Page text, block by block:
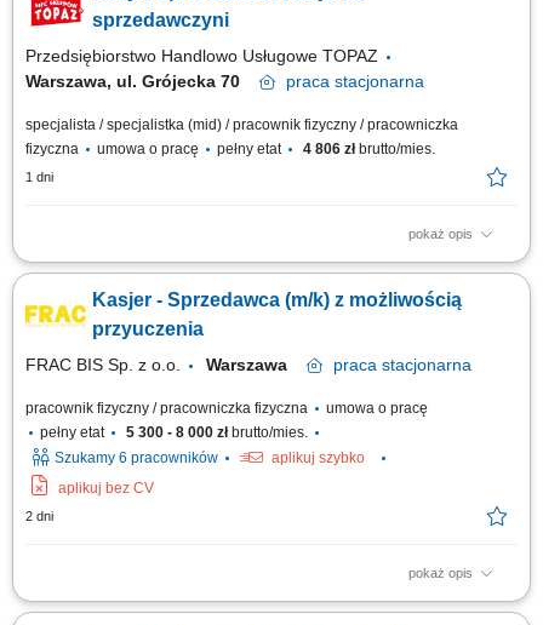
spożycia sprzedawczyni
Przedsiębiorstwo Handlowo Usługowe TOPAZ
Warszawa, ul. Grójecka 70
praca stacjonarna
specjalista / specjalistka (mid) / pracownik fizyczny / pracowniczka
fizyczna
umowa o pracę pełny etat 4 806 złbrutto/mies.
1 dni
pokaż opis
Twoje główne zadania: zapewnienie profesjonalnej obsługi Klientów
właściwą ekspozycję produktów monitorowanie terminów przydatności do
spożycia
Kasjer - Sprzedawca (m/k) z możliwością
przyuczenia
FRAC BIS Sp. z o.o. Warszawa praca stacjonarna
pracownik fizyczny / pracowniczka fizyczna
umowa o pracę
pełny etat
5 300 - 8 000 złbrutto/mies.
Szukamy 6 pracowników
aplikuj szybko
aplikuj bez CV
2 dni
pokaż opis
obsługa kasy fiskalnej, wykładanie towarów oraz dbanie o ich prawidłową